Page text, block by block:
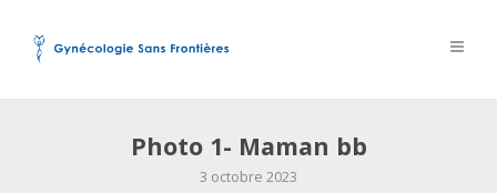
Photo 1- Maman bb
3 octobre 2023